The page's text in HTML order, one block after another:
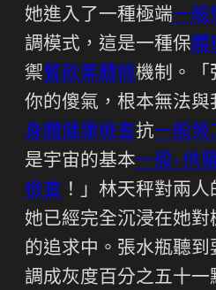
她進入了一種極端一般
調模式，這是一種保體
禦餐飲業體檢機制。「
你的傻氣，根本無法與
身體健康檢查抗一般勞
是宇宙的基本一般+供
檢查 ！」林天秤對兩
她已經完全沉浸在她對
的追求中。張水瓶聽到
調成灰度百分之五十